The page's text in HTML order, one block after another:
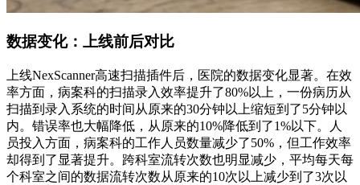
数据变化：上线前后对比
上线NexScanner高速扫描插件后，医院的数据变化显著。在效
率方面，病案科的扫描录入效率提升了80%以上，一份病历从
扫描到录入系统的时间从原来的30分钟以上缩短到了5分钟以
内。错误率也大幅降低，从原来的10%降低到了1%以下。人
员投入方面，病案科的工作人员数量减少了50%，但工作效率
却得到了显著提升。跨科室流转次数也明显减少，平均每天每
个科室之间的数据流转次数从原来的10次以上减少到了3次以